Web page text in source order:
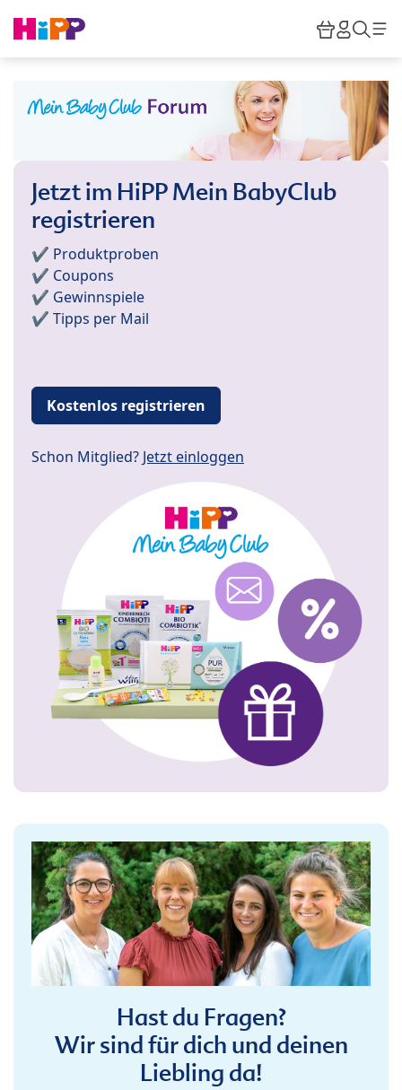
HiPP
Jetzt im HiPP Mein BabyClub
registrieren
✔️ Produktproben
✔️ Coupons
✔️ Gewinnspiele
✔️ Tipps per Mail
Kostenlos registrieren
Schon Mitglied? Jetzt einloggen
Hast du Fragen?
Wir sind für dich und deinen
Liebling da!